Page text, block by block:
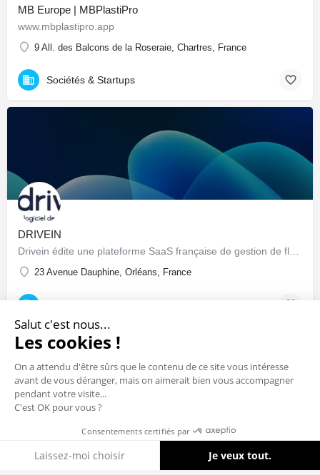
MB Europe | MBPlastiPro
www.mbplastipro.app
9 All. des Balcons de la Roseraie, Chartres, France
Sociétés & Startups
DRIVEIN
23 Avenue Dauphine, Orléans, France
Salut c'est nous...
Les cookies !
On a attendu d'être sûrs que le contenu de ce site vous intéresse
avant de vous déranger, mais on aimerait bien vous accompagner
pendant votre visite...
C'est OK pour vous ?
Consentements certifiés par
Laissez-moi choisir Je veux tout.